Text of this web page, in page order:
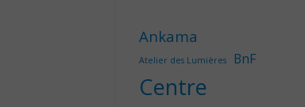
Ankama
Atelier des Lumières BnF
Centre